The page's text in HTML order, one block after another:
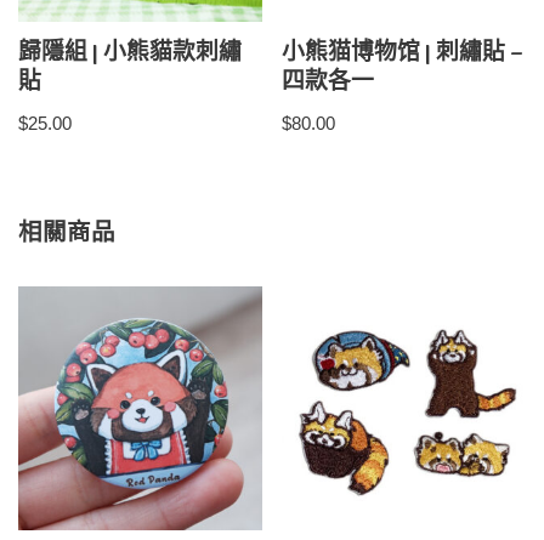
歸隱組 | 小熊貓款刺繡
貼
$25.00
小熊猫博物馆 | 刺繡貼 –
四款各一
$80.00
相關商品